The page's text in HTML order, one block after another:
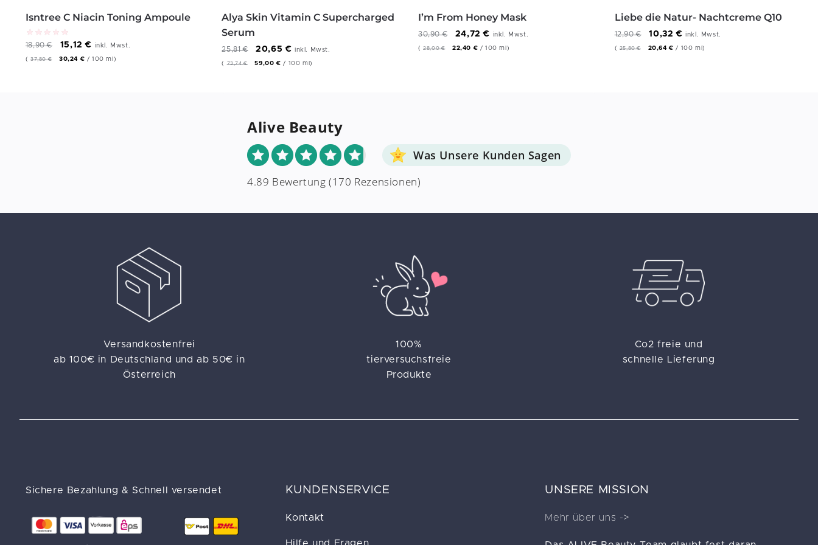
Isntree C Niacin Toning Ampoule
18,90€ 15,12€ inkl. Mwst.
(37,80€ 30,24€ / 100 ml )
Alya Skin Vitamin C Supercharged
Serum
25,81€ 20,65€ inkl. Mwst.
(73,74€ 59,00€ / 100 ml)
I’m From Honey Mask
30,90€ 24,72€ inkl. Mwst.
(28,00€ 22,40€ /100 ml )
Liebe die Natur- Nachtcreme Q10
12,90€ 10,32€ inkl. Mwst.
(25,80€ 20,64€ / 100 ml)
Alive Beauty
Was Unsere Kunden Sagen
4.89 Bewertung (170 Rezensionen)
Versandkostenfrei
ab 100€ in Deutschland und ab 50€ in
Österreich
100%
tierversuchsfreie
Produkte
Co2 freie und
schnelle Lieferung
Sichere Bezahlung & Schnell versendet KUNDENSERVICE
Kontakt
UNSERE MISSION
Mehr über uns ->